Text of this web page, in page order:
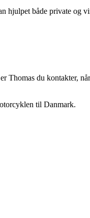
hjulpet både private og
Thomas du kontakter,
til Danmark.